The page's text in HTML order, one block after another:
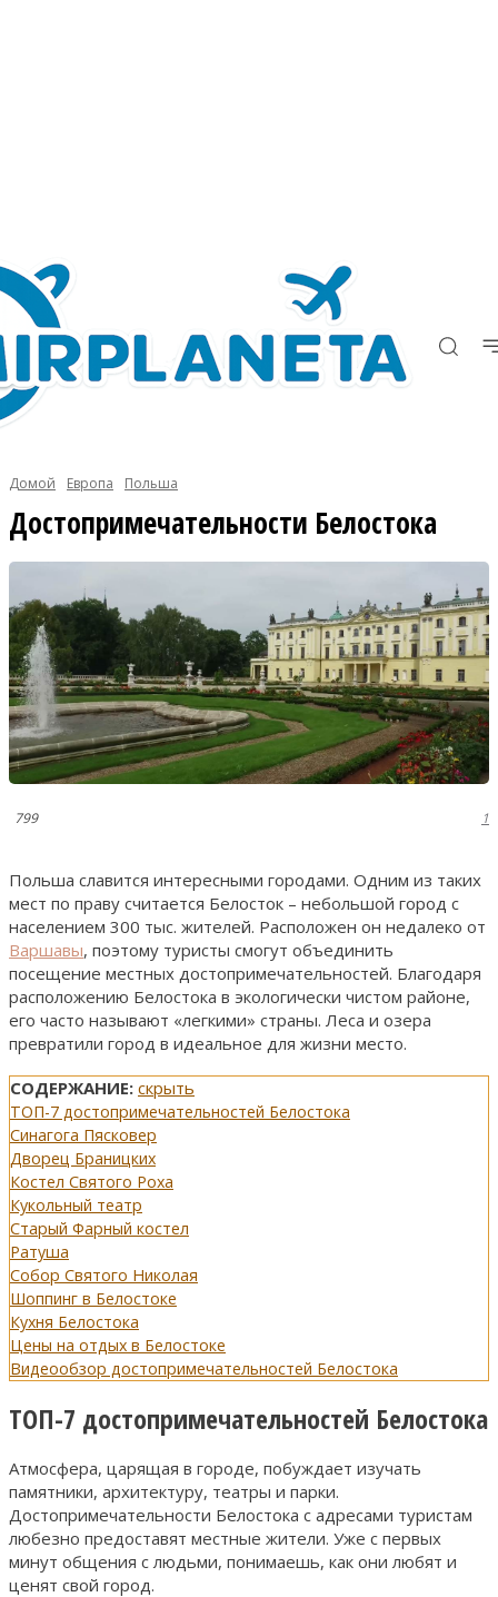
Домой Европа Польша
Достопримечательности Белостока
799 1
Польша славится интересными городами. Одним из таких
мест по праву считается Белосток – небольшой город с
населением 300 тыс. жителей. Расположен он недалеко от
Варшавы, поэтому туристы смогут объединить
посещение местных достопримечательностей. Благодаря
расположению Белостока в экологически чистом районе,
его часто называют «легкими» страны. Леса и озера
превратили город в идеальное для жизни место.
СОДЕРЖАНИЕ: скрыть
ТОП-7 достопримечательностей Белостока
Синагога Пясковер
Дворец Браницких
Костел Святого Роха
Кукольный театр
Старый Фарный костел
Ратуша
Собор Святого Николая
Шоппинг в Белостоке
Кухня Белостока
Цены на отдых в Белостоке
Видеообзор достопримечательностей Белостока
ТОП-7 достопримечательностей Белостока
Атмосфера, царящая в городе, побуждает изучать
памятники, архитектуру, театры и парки.
Достопримечательности Белостока с адресами туристам
любезно предоставят местные жители. Уже с первых
минут общения с людьми, понимаешь, как они любят и
ценят свой город.